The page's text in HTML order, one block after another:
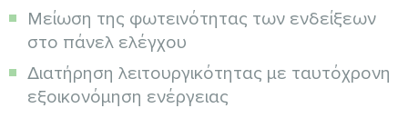
Μείωση της φωτεινότητας των ενδείξεων
στο πάνελ ελέγχου
Διατήρηση λειτουργικότητας με ταυτόχρονη
εξοικονόμηση ενέργειας